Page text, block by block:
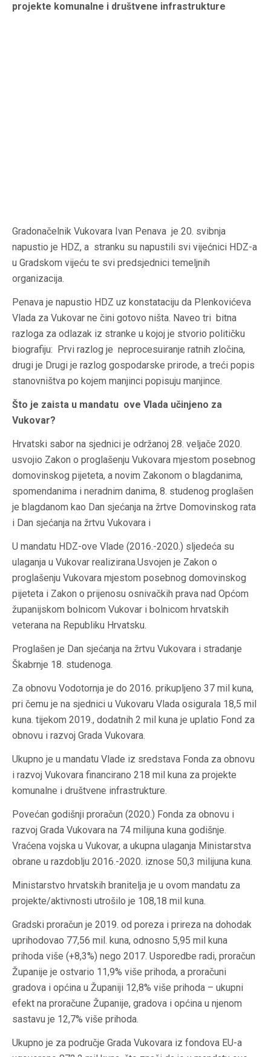
projekte komunalne i društvene infrastrukture
Gradonačelnik Vukovara Ivan Penava je 20. svibnja
napustio je HDZ, a stranku su napustili svi vijećnici HDZ-a
u Gradskom vijeću te svi predsjednici temeljnih
organizacija.
Penava je napustio HDZ uz konstataciju da Plenkovićeva
Vlada za Vukovar ne čini gotovo ništa. Naveo tri bitna
razloga za odlazak iz stranke u kojoj je stvorio političku
biografiju: Prvi razlog je neprocesuiranje ratnih zločina,
drugi je Drugi je razlog gospodarske prirode, a treći popis
stanovništva po kojem manjinci popisuju manjince.
Što je zaista u mandatu ove Vlada učinjeno za
Vukovar?
Hrvatski sabor na sjednici je održanoj 28. veljače 2020.
usvojio Zakon o proglašenju Vukovara mjestom posebnog
domovinskog pijeteta, a novim Zakonom o blagdanima,
spomendanima i neradnim danima, 8. studenog proglašen
je blagdanom kao Dan sjećanja na žrtve Domovinskog rata
i Dan sjećanja na žrtvu Vukovara i
U mandatu HDZ-ove Vlade (2016.-2020.) sljedeća su
ulaganja u Vukovar realizirana.Usvojen je Zakon o
proglašenju Vukovara mjestom posebnog domovinskog
pijeteta i Zakon o prijenosu osnivačkih prava nad Općom
županijskom bolnicom Vukovar i bolnicom hrvatskih
veterana na Republiku Hrvatsku.
Proglašen je Dan sjećanja na žrtvu Vukovara i stradanje
Škabrnje 18. studenoga.
Za obnovu Vodotornja je do 2016. prikupljeno 37 mil kuna,
pri čemu je na sjednici u Vukovaru Vlada osigurala 18,5 mil
kuna. tijekom 2019., dodatnih 2 mil kuna je uplatio Fond za
obnovu i razvoj Grada Vukovara.
Ukupno je u mandatu Vlade iz sredstava Fonda za obnovu
i razvoj Vukovara financirano 218 mil kuna za projekte
komunalne i društvene infrastrukture.
Povećan godišnji proračun (2020.) Fonda za obnovu i
razvoj Grada Vukovara na 74 milijuna kuna godišnje.
Vraćena vojska u Vukovar, a ukupna ulaganja Ministarstva
obrane u razdoblju 2016.-2020. iznose 50,3 milijuna kuna.
Ministarstvo hrvatskih branitelja je u ovom mandatu za
projekte/aktivnosti utrošilo je 108,18 mil kuna.
Gradski proračun je 2019. od poreza i prireza na dohodak
uprihodovao 77,56 mil. kuna, odnosno 5,95 mil kuna
prihoda više (+8,3%) nego 2017. Usporedbe radi, proračun
Županije je ostvario 11,9% više prihoda, a proračuni
gradova i općina u Županiji 12,8% više prihoda – ukupni
efekt na proračune Županije, gradova i općina u njenom
sastavu je 12,7% više prihoda.
Ukupno je za područje Grada Vukovara iz fondova EU-a